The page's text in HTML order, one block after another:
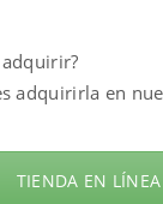
adquirirla en
TIENDA EN LÍNEA